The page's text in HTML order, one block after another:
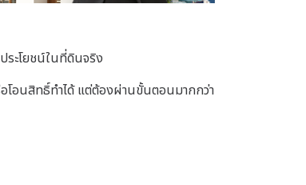
ระโยชน์ในที่ดินจริง
โอนสิทธิ์ทำได้ แต่ต้องผ่านขั้นตอนมากกว่า